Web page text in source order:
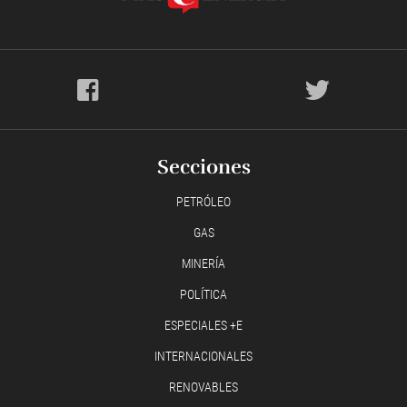
Secciones
PETRÓLEO
GAS
MINERÍA
POLÍTICA
ESPECIALES +E
INTERNACIONALES
RENOVABLES